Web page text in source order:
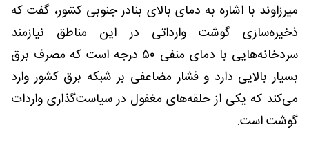
میرزاوند با اشاره به دمای بالای بنادر جنوبی کشور، گفت که
ذخیره‌سازی گوشت وارداتی در این مناطق نیازمند
سردخانه‌هایی با دمای منفی ۵۰ درجه است که مصرف برق
بسیار بالایی دارد و فشار مضاعفی بر شبکه برق کشور وارد
می‌کند که یکی از حلقه‌های مغفول در سیاست‌گذاری واردات
گوشت است.